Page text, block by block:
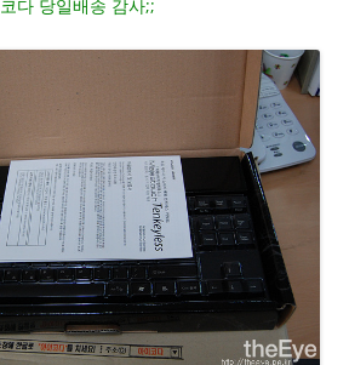
코다 당일배송 감사;;